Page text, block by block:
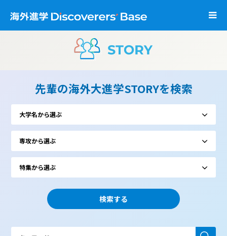
先輩の海外大進学STORYを検索